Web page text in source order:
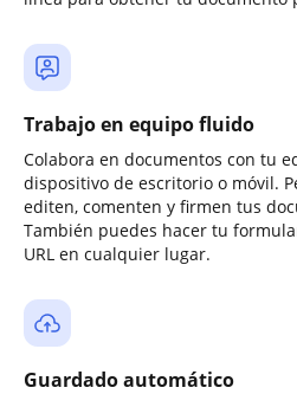
Trabajo en equipo fluido
Colabora en documentos con tu
dispositivo de escritorio o móvil.
editen, comenten y firmen tus
También puedes hacer tu
URL en cualquier lugar.
Guardado automático